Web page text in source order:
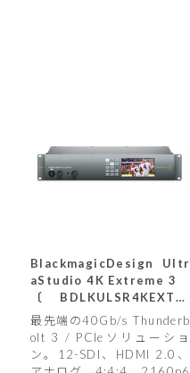
BlackmagicDesign Ultr
aStudio 4K Extreme 3
〔BDLKULSR4KEXTR/
3〕
最先端の40Gb/s Thunderb
olt 3 / PCIeソリューショ
ン。12-SDI、HDMI 2.0、